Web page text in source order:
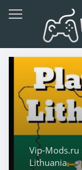
Vip-Mods.ru
Lithuania